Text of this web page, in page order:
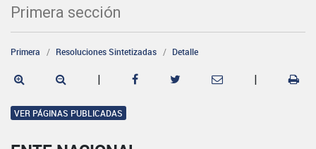
Primera sección
Primera Resoluciones Sintetizadas Detalle
| |
VER PÁGINAS PUBLICADAS